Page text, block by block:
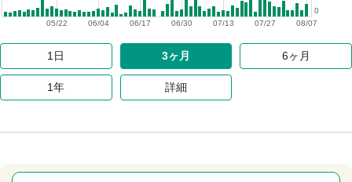
08/07
07/27
07/13
06/30
06/17
06/04
05/22
0
1日 3ヶ月 6ヶ月
1年 詳細